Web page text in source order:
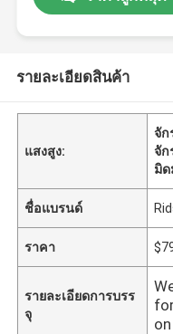
รายละเอียดสินค้า
แสงสูง:
จัก
จัก
มิด
ชื่อแบรนด์
ราคา
รายละเอียดการบรร
จุ